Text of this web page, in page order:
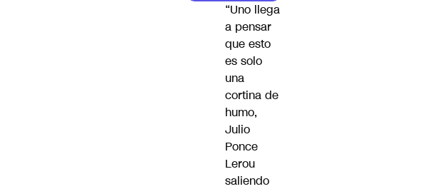
“Uno llega
a pensar
que esto
es solo
una
cortina de
humo,
Julio
Ponce
Lerou
saliendo